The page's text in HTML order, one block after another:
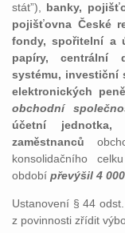
stát”), banky,
pojišťovna České
fondy, spořitelní a
papíry, centrální
systému, investiční
elektronických
obchodní
účetní jednotka,
zaměstnanců
konsolidačního
období převýšil 4
Ustanovení § 44
z povinnosti zřídit